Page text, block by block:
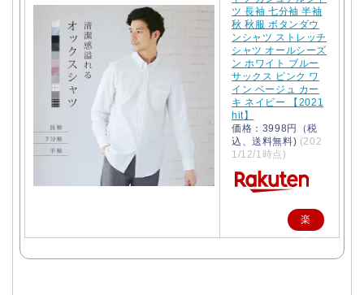
ツ 長袖 七分袖 半袖
秋 秋服 ボタンダウ
ンシャツ ストレッチ
シャツ オールシーズ
ン ホワイト ブルー
サックス ピンク ワ
イン ベージュ カー
キ ネイビー 【2021
hit】
価格：3998円（税
込、送料無料) (202
1/12/1時点)
楽
天